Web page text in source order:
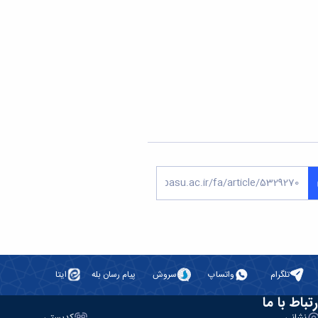
تلگرام واتساپ سروش پیام رسان بله ایتا
با ما